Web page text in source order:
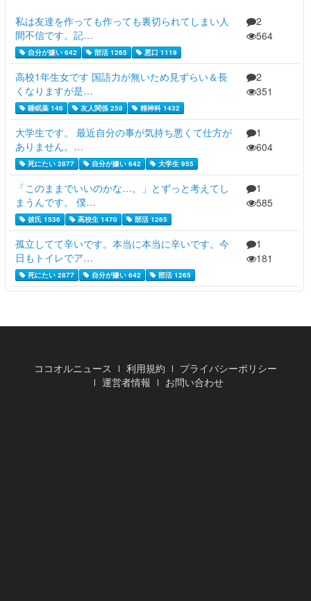
私は友達を作っても作っても裏切られてしまい人
間不信です。記…
自分が嫌い 642 部活 1265 悪口 1119
2
564
高校1年生女です 国語力が無いため見ずらい＆長
くなりますが是…
睡眠薬 146 友人関係 258 精神科 1432
2
351
大学生です。 最近自分の事が気持ち悪くて仕方が
ありません。…
死にたい 2877 自分が嫌い 642 大学生 955
1
604
「このままでいいのかな…。」とずっと考えてし
まうんです。 僕…
彼氏 1536 高校生 1470 部活 1265
1
585
孤立してて辛いです。本当に本当に辛いです。今
日もトイレでア…
死にたい 2877 自分が嫌い 642 部活 1265
1
181
ココオルニュース 利用規約
プライバシーポリシー
運営者情報
お問い合わせ